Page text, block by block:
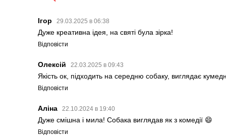
Ігор 29.03.2025 в 06:38
Дуже креативна ідея, на святі була зірка!
Відповісти
Олексій 22.03.2025 в 09:43
Якість ок, підходить на середню собаку, виглядає
Відповісти
Аліна 22.10.2024 в 19:40
Дуже смішна і мила! Собака виглядав як з комедії 😄
Відповісти